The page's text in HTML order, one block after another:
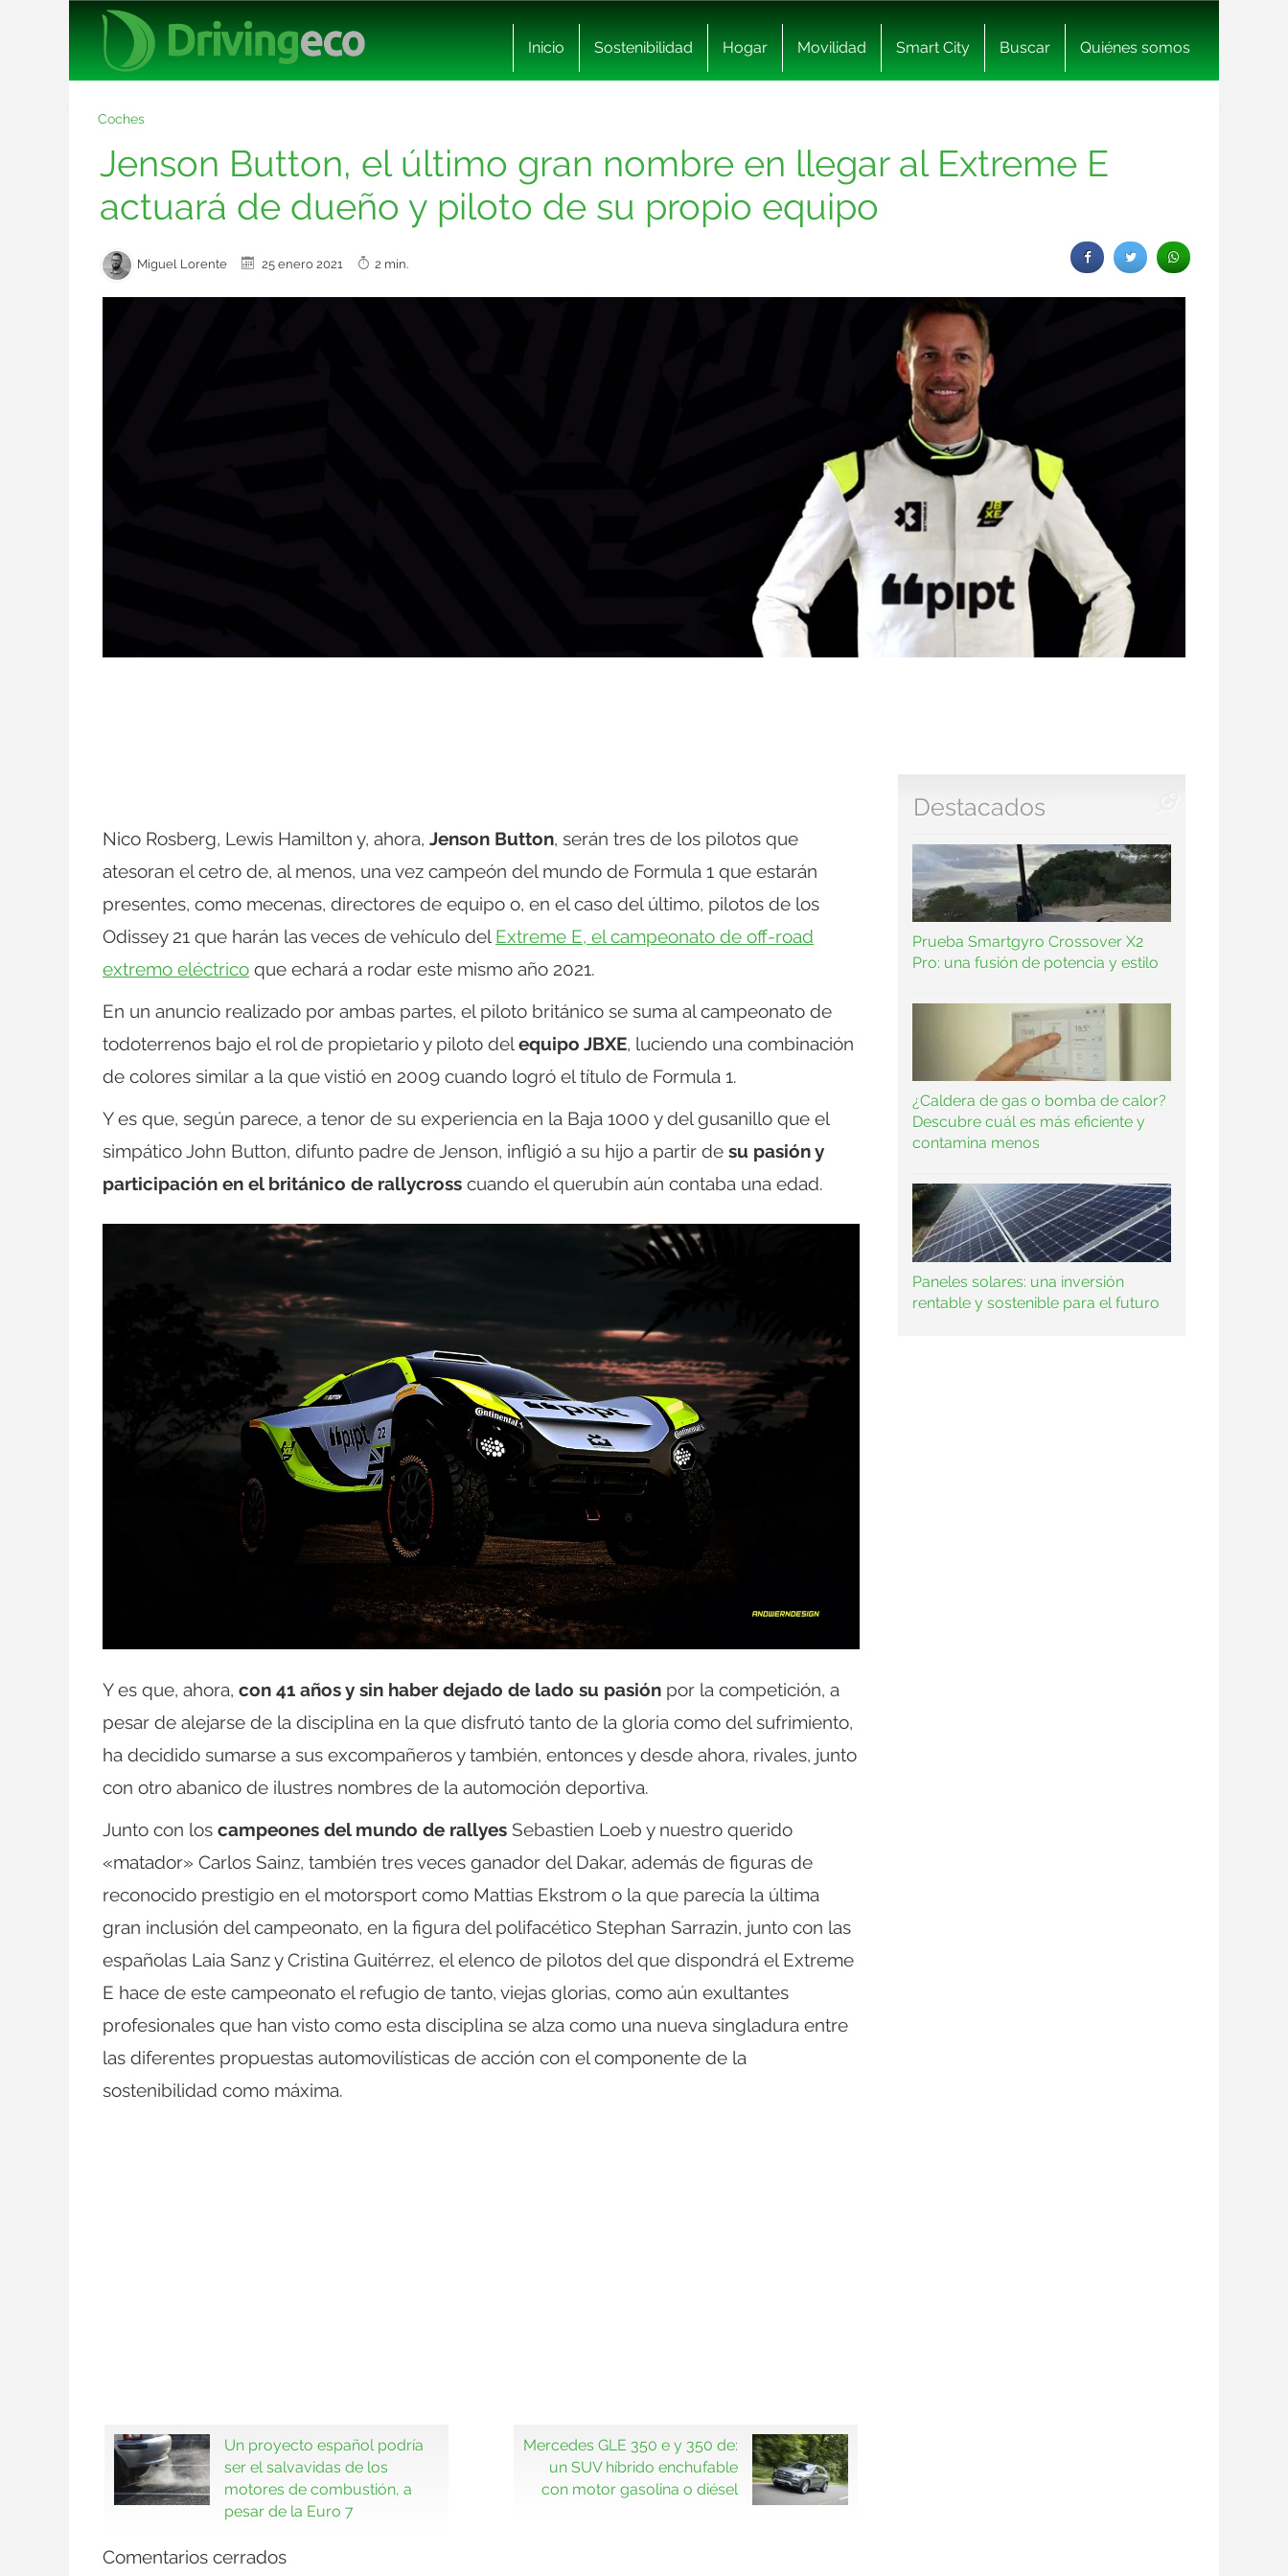
Inicio Sostenibilidad Hogar Movilidad Smart City Buscar Quiénes somos
Coches
Jenson Button, el último gran nombre en llegar al Extreme E
actuará de dueño y piloto de su propio equipo
Miguel Lorente 25 enero 2021 2 min.
Nico Rosberg, Lewis Hamilton y, ahora, Jenson Button, serán tres de los pilotos que
atesoran el cetro de, al menos, una vez campeón del mundo de Formula 1 que estarán
presentes, como mecenas, directores de equipo o, en el caso del último, pilotos de los
Odissey 21 que harán las veces de vehículo del Extreme E, el campeonato de off-road
extremo eléctrico que echará a rodar este mismo año 2021.
En un anuncio realizado por ambas partes, el piloto británico se suma al campeonato de
todoterrenos bajo el rol de propietario y piloto delequipo JBXE, luciendo una combinación
de colores similar a la que vistió en 2009 cuando logró el título de Formula 1.
Y es que, según parece, a tenor de su experiencia en la Baja 1000 y del gusanillo que el
simpático John Button, difunto padre de Jenson, infligió a su hijo a partir de su pasión y
participación en el británico de rallycross cuando el querubín aún contaba una edad.
Y es que, ahora, con 41 años y sin haber dejado de lado su pasión por la competición, a
pesar de alejarse de la disciplina en la que disfrutó tanto de la gloria como del sufrimiento,
ha decidido sumarse a sus excompañeros y también, entonces y desde ahora, rivales, junto
con otro abanico de ilustres nombres de la automoción deportiva.
Junto con los campeones del mundo de rallyes Sebastien Loeb y nuestro querido
«matador» Carlos Sainz, también tres veces ganador del Dakar, además de figuras de
reconocido prestigio en el motorsport como Mattias Ekstrom o la que parecía la última
gran inclusión del campeonato, en la figura del polifacético Stephan Sarrazin, junto con las
españolas Laia Sanz y Cristina Guitérrez, el elenco de pilotos del que dispondrá el Extreme
E hace de este campeonato el refugio de tanto, viejas glorias, como aún exultantes
profesionales que han visto como esta disciplina se alza como una nueva singladura entre
las diferentes propuestas automovilísticas de acción con el componente de la
sostenibilidad como máxima.
Un proyecto español podría
ser el salvavidas de los
motores de combustión, a
pesar de la Euro 7
Mercedes GLE 350 e y 350 de:
un SUV híbrido enchufable
con motor gasolina o diésel
Destacados
Prueba Smartgyro Crossover X2
Pro: una fusión de potencia y estilo
¿Caldera de gas o bomba de calor?
Descubre cuál es más eficiente y
contamina menos
Paneles solares: una inversión
rentable y sostenible para el futuro
Comentarios cerrados